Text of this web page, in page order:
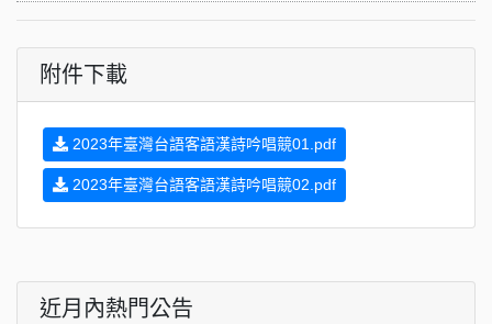
附件下載
2023年臺灣台語客語漢詩吟唱競01.pdf
2023年臺灣台語客語漢詩吟唱競02.pdf
近月內熱門公告